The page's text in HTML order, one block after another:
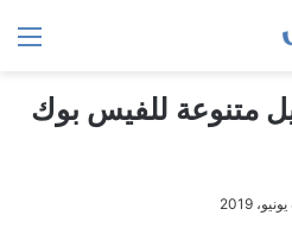
متنوعة للفيس بوك